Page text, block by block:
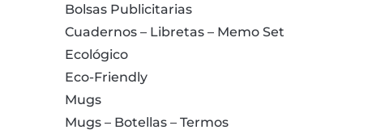
Bolsas Publicitarias
Cuadernos – Libretas – Memo Set
Ecológico
Eco-Friendly
Mugs
Mugs – Botellas – Termos